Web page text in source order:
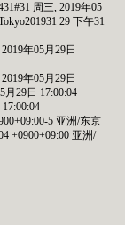
周三, 2019年05
29 下午31
年05月29日
年05月29日
月29日 17:00:04
5 亚洲/东京
+0900+09:00 亚洲/